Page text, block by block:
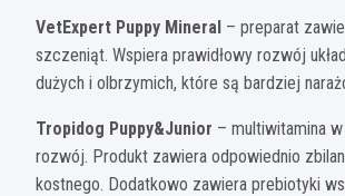
VetExpert Puppy Mineral – preparat
szczeniąt. Wspiera prawidłowy rozwój
dużych i olbrzymich, które są bardziej
Tropidog Puppy&Junior – multiwitamina
rozwój. Produkt zawiera odpowiednio
kostnego. Dodatkowo zawiera prebiotyki